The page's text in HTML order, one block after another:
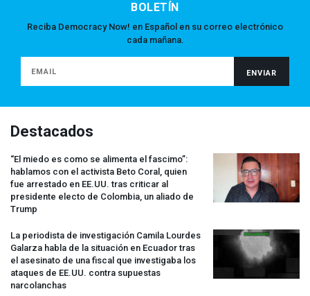
BOLETÍN
Reciba Democracy Now! en Español en su correo electrónico
cada mañana.
Destacados
“El miedo es como se alimenta el fascimo”:
hablamos con el activista Beto Coral, quien
fue arrestado en EE.UU. tras criticar al
presidente electo de Colombia, un aliado de
Trump
La periodista de investigación Camila Lourdes
Galarza habla de la situación en Ecuador tras
el asesinato de una fiscal que investigaba los
ataques de EE.UU. contra supuestas
narcolanchas